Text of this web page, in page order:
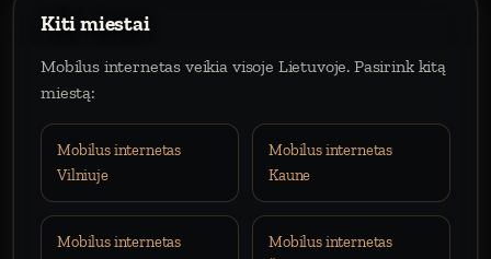
Kiti miestai
Mobilus internetas veikia visoje Lietuvoje. Pasirink kitą
miestą:
Mobilus internetas
Vilniuje
Mobilus internetas
Kaune
Mobilus internetas
Mobilus internetas